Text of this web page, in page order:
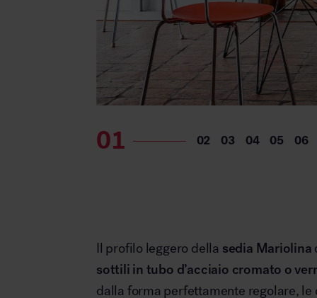
Il profilo leggero della sedia Mariolina
sottili in tubo d’acciaio cromato o
dalla forma perfettamente regolare, le